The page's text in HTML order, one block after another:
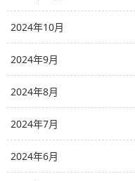
2024年10月
2024年9月
2024年8月
2024年7月
2024年6月